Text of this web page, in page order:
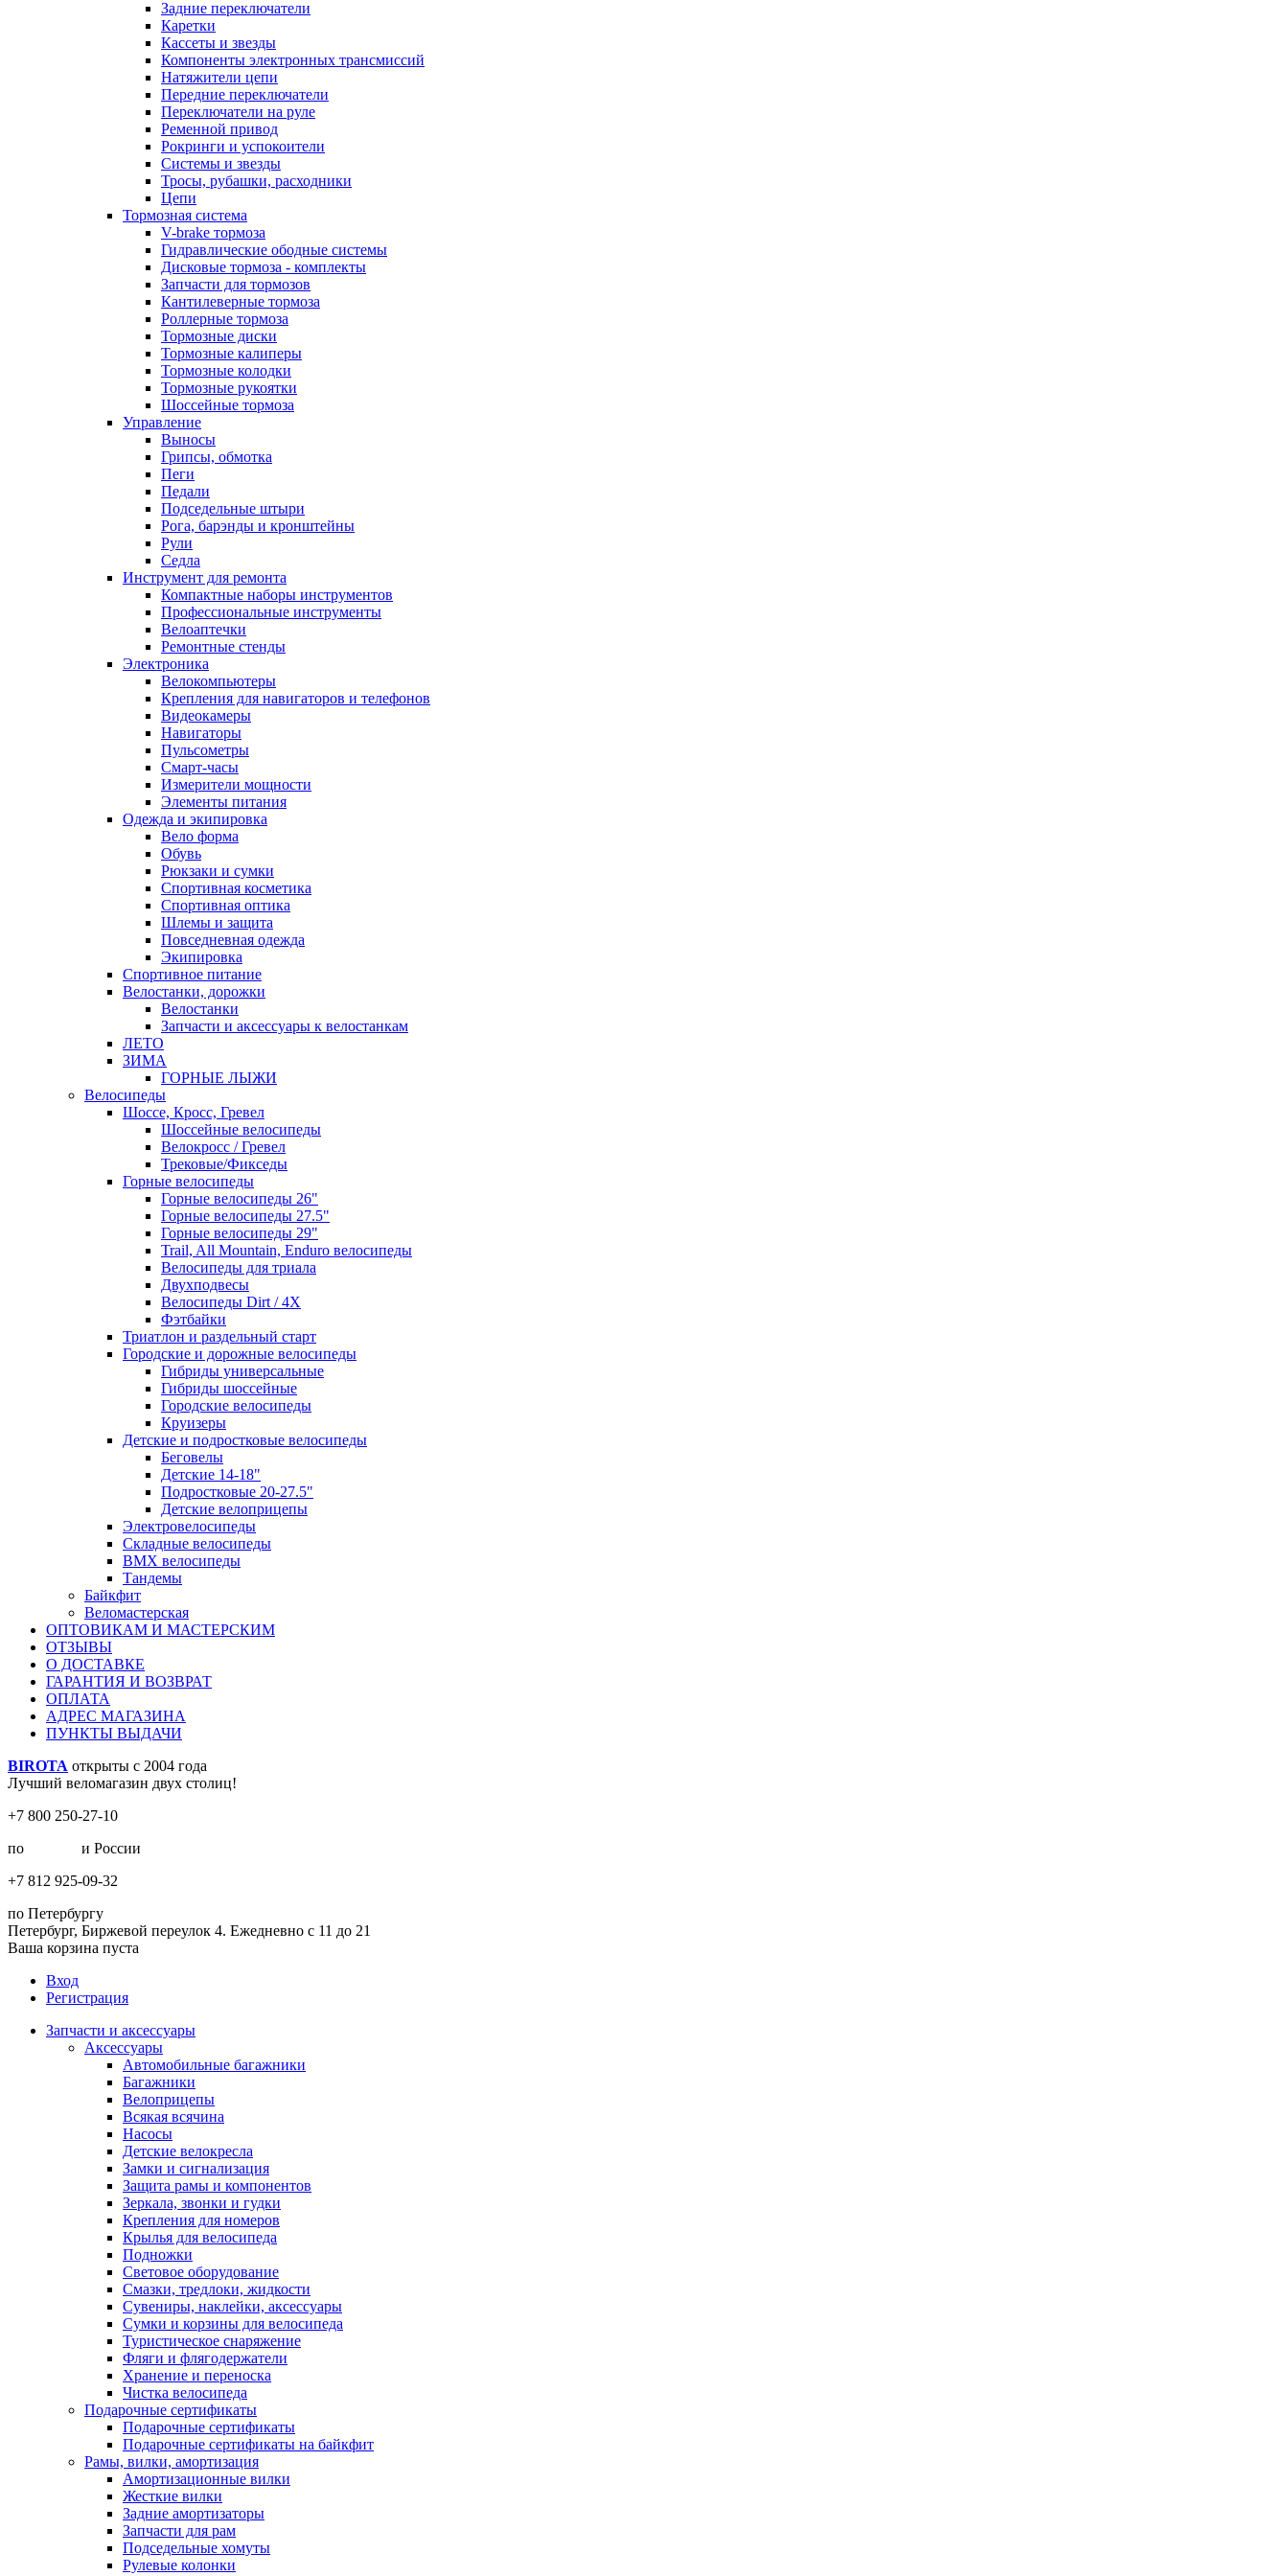
Задние переключатели
Каретки
Кассеты и звезды
Компоненты электронных трансмиссий
Натяжители цепи
Передние переключатели
Переключатели на руле
Ременной привод
Рокринги и успокоители
Системы и звезды
Тросы, рубашки, расходники
Цепи
Тормозная система
V-brake тормоза
Гидравлические ободные системы
Дисковые тормоза - комплекты
Запчасти для тормозов
Кантилеверные тормоза
Роллерные тормоза
Тормозные диски
Тормозные калиперы
Тормозные колодки
Тормозные рукоятки
Шоссейные тормоза
Управление
Выносы
Грипсы, обмотка
Пеги
Педали
Подседельные штыри
Рога, барэнды и кронштейны
Рули
Седла
Инструмент для ремонта
Компактные наборы инструментов
Профессиональные инструменты
Велоаптечки
Ремонтные стенды
Электроника
Велокомпьютеры
Крепления для навигаторов и телефонов
Видеокамеры
Навигаторы
Пульсометры
Смарт-часы
Измерители мощности
Элементы питания
Одежда и экипировка
Вело форма
Обувь
Рюкзаки и сумки
Спортивная косметика
Спортивная оптика
Шлемы и защита
Повседневная одежда
Экипировка
Спортивное питание
Велостанки, дорожки
Велостанки
Запчасти и аксессуары к велостанкам
ЛЕТО
ЗИМА
ГОРНЫЕ ЛЫЖИ
Велосипеды
Шоссе, Кросс, Гревел
Шоссейные велосипеды
Велокросс / Гревел
Трековые/Фикседы
Горные велосипеды
Горные велосипеды 26"
Горные велосипеды 27.5"
Горные велосипеды 29"
Trail, All Mountain, Enduro велосипеды
Велосипеды для триала
Двухподвесы
Велосипеды Dirt / 4X
Фэтбайки
Триатлон и раздельный старт
Городские и дорожные велосипеды
Гибриды универсальные
Гибриды шоссейные
Городские велосипеды
Круизеры
Детские и подростковые велосипеды
Беговелы
Детские 14-18"
Подростковые 20-27.5"
Детские велоприцепы
Электровелосипеды
Складные велосипеды
BMX велосипеды
Тандемы
Байкфит
Веломастерская
ОПТОВИКАМ И МАСТЕРСКИМ
ОТЗЫВЫ
О ДОСТАВКЕ
ГАРАНТИЯ И ВОЗВРАТ
ОПЛАТА
АДРЕС МАГАЗИНА
ПУНКТЫ ВЫДАЧИ
BIROTA открыты с 2004 года
Лучший веломагазин двух столиц!
+7 800 250-27-10
по
и России
+7 812 925-09-32
по Петербургу
Петербург, Биржевой переулок 4. Ежедневно с 11 до 21
Ваша корзина пуста
Вход
Регистрация
Запчасти и аксессуары
Аксессуары
Автомобильные багажники
Багажники
Велоприцепы
Всякая всячина
Насосы
Детские велокресла
Замки и сигнализация
Защита рамы и компонентов
Зеркала, звонки и гудки
Крепления для номеров
Крылья для велосипеда
Подножки
Световое оборудование
Смазки, тредлоки, жидкости
Сувениры, наклейки, аксессуары
Сумки и корзины для велосипеда
Туристическое снаряжение
Фляги и флягодержатели
Хранение и переноска
Чистка велосипеда
Подарочные сертификаты
Подарочные сертификаты
Подарочные сертификаты на байкфит
Рамы, вилки, амортизация
Амортизационные вилки
Жесткие вилки
Задние амортизаторы
Запчасти для рам
Подседельные хомуты
Рулевые колонки